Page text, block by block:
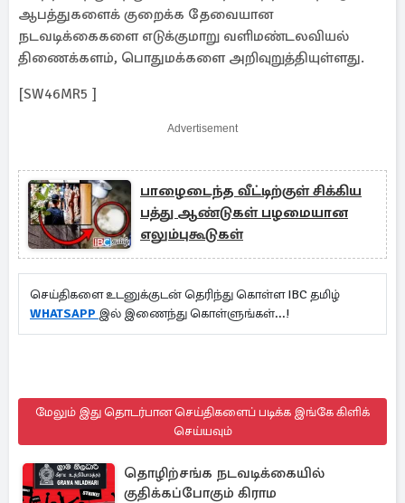
ஆபத்துகளைக் குறைக்க தேவையான
நடவடிக்கைகளை எடுக்குமாறு வளிமண்டலவியல்
திணைக்களம், பொதுமக்களை அறிவுறுத்தியுள்ளது.
[SW46MR5 ]
Advertisement
பாழைடைந்த வீட்டிற்குள் சிக்கிய
பத்து ஆண்டுகள் பழமையான
எலும்புகூடுகள்
செய்திகளை உடனுக்குடன் தெரிந்து கொள்ள IBC தமிழ்
WHATSAPP இல் இணைந்து கொள்ளுங்கள்...!
மேலும் இது தொடர்பான செய்திகளைப் படிக்க இங்கே கிளிக்
செய்யவும்
தொழிற்சங்க நடவடிக்கையில்
குதிக்கப்போகும் கிராம